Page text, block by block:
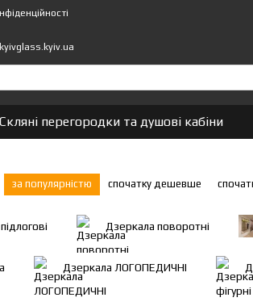
Скляні перегородки та душові кабіни
за популярністю спочатку дешевше
Дзеркала поворотні
Дзеркала ЛОГОПЕДИЧНІ